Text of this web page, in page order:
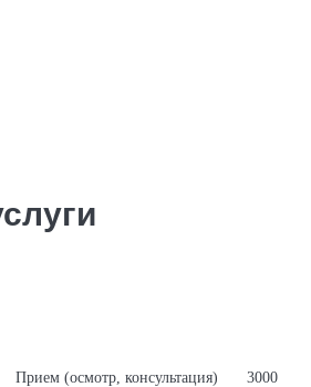
Прием (осмотр, консультация)
3000